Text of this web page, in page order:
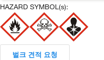
HAZARD SYMBOL(s):
벌크 견적 요청